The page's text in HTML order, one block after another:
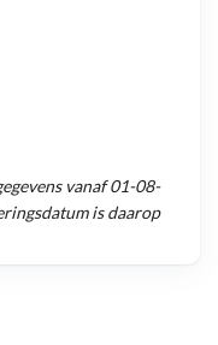
vanaf01-08-
is daarop